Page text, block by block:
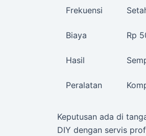
Frekuensi
Biaya Rp
Hasil
Peralatan
Keputusan ada di
DIY dengan servis